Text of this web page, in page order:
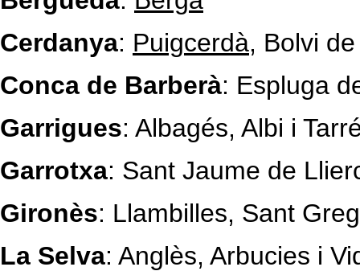
Cerdanya: Puigcerdà, Bolvi
Conca de Barberà: Espluga
Garrigues: Albagés, Albi i
Garrotxa: Sant Jaume de
Gironès: Llambilles, Sant
La Selva: Anglès, Arbucies i